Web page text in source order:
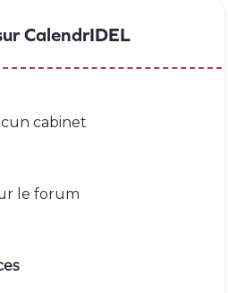
CalendrIDEL
cabinet
le forum